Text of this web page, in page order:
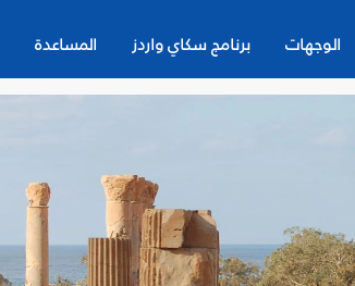
الوجهات برنامج سكاي واردز المساعدة